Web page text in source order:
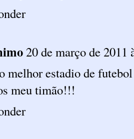
20 de março de 2011
melhor estadio de
meu timão!!!